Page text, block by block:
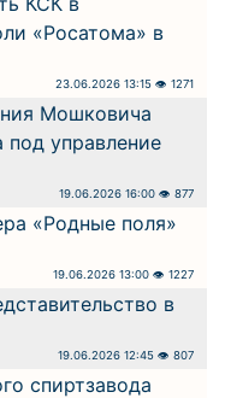
«Росатома» в
23.06.2026 13:15 👁 1271
Мошковича
управление
19.06.2026 16:00 👁 877
«Родные поля»
19.06.2026 13:00 👁 1227
в
19.06.2026 12:45 👁 807
спиртзавода